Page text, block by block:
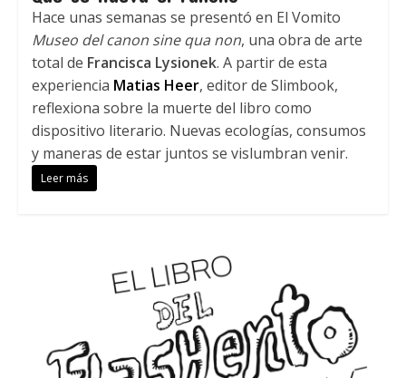
Hace unas semanas se presentó en El Vomito
Museo del canon sine qua non, una obra de arte
total de Francisca Lysionek. A partir de esta
experiencia Matias Heer, editor de Slimbook,
reflexiona sobre la muerte del libro como
dispositivo literario. Nuevas ecologías, consumos
y maneras de estar juntos se vislumbran venir.
Leer más